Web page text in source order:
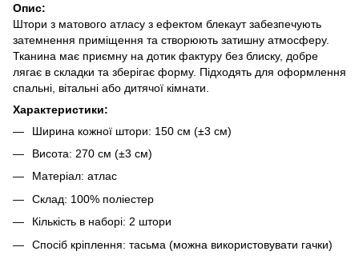
Опис:
Штори з матового атласу з ефектом блекаут забезпечують
затемнення приміщення та створюють затишну атмосферу.
Тканина має приємну на дотик фактуру без блиску, добре
лягає в складки та зберігає форму. Підходять для оформлення
спальні, вітальні або дитячої кімнати.
Характеристики:
Ширина кожної штори: 150 см (±3 см)
Висота: 270 см (±3 см)
Матеріал: атлас
Склад: 100% поліестер
Кількість в наборі: 2 штори
Спосіб кріплення: тасьма (можна використовувати гачки)